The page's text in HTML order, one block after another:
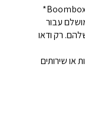
האודיו שלכם באמצעות חיבור USB-C של Boombox 4*
עבור
רק ודאו
או שירותים